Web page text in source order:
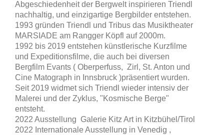
Abgeschiedenheit der Bergwelt inspirieren Triendl
nachhaltig, und einzigartige Bergbilder entstehen.
1993 gründen Triendl und Tribus das Musiktheater
MARSIADE am Rangger Köpfl auf 2000m.
1992 bis 2019 entstehen künstlerische Kurzfilme
und Expeditionsfilme, die auch bei diversen
Bergfilm Evants ( Oberperfuss, Zirl, St. Anton und
Cine Matograph in Innsbruck )präsentiert wurden.
Seit 2019 widmet sich Triendl wieder intensiv der
Malerei und der Zyklus, "Kosmische Berge"
entsteht.
2022 Ausstellung Galerie Kitz Art in Kitzbühel/Tirol
2022 Internationale Ausstellung in Venedig ,